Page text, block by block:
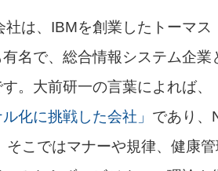
社は、IBMを創業したトーマ
有名で、総合情報システム企
。大前研一の言葉によれば、
化に挑戦した会社」 であり、
そこではマナーや規律、健康